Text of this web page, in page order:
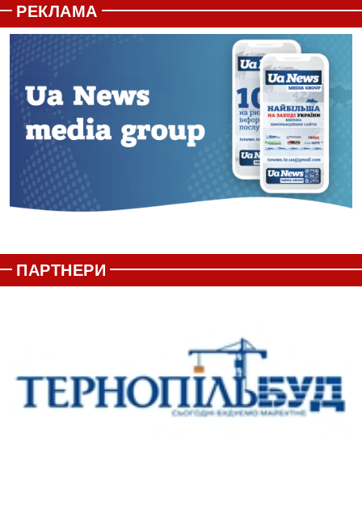
РЕКЛАМА
ПАРТНЕРИ